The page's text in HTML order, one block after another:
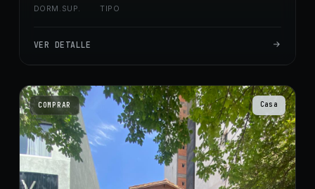
DORM. SUP. TIPO
VER DETALLE
COMPRAR Casa